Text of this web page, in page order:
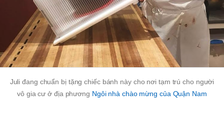
Juli đang chuẩn bị tặng chiếc bánh này cho nơi tạm trú cho người
vô gia cư ở địa phương Ngôi nhà chào mừng của Quận Nam